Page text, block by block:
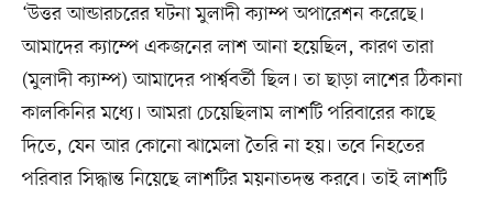
‘উত্তর আন্ডারচরের ঘটনা মুলাদী ক্যাম্প অপারেশন করেছে।
আমাদের ক্যাম্পে একজনের লাশ আনা হয়েছিল, কারণ তারা
(মুলাদী ক্যাম্প) আমাদের পার্শ্ববর্তী ছিল। তা ছাড়া লাশের ঠিকানা
কালকিনির মধ্যে। আমরা চেয়েছিলাম লাশটি পরিবারের কাছে
দিতে, যেন আর কোনো ঝামেলা তৈরি না হয়। তবে নিহতের
পরিবার সিদ্ধান্ত নিয়েছে লাশটির ময়নাতদন্ত করবে। তাই লাশটি